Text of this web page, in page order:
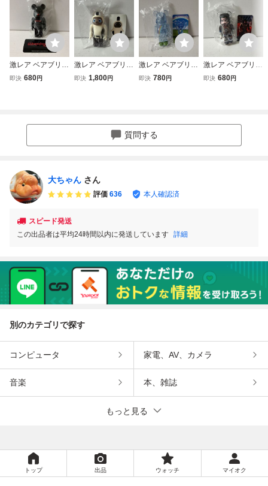
激レア ベアブリッ
ク シリーズ52 ア
即決 680円
激レア ベアブリッ
ク シリーズ52 LO
即決 1,800円
激レア ベアブリッ
ク シリーズ52 ジ
即決 780円
激レア ベアブリッ
ク シリーズ52 ア
即決 680円
質問する
大ちゃん さん
評価 636 本人確認済
スピード発送
この出品者は平均24時間以内に発送しています 詳細
別のカテゴリで探す
コンピュータ 家電、AV、カメラ
音楽 本、雑誌
もっと見る
トップ 出品 ウォッチ マイオク